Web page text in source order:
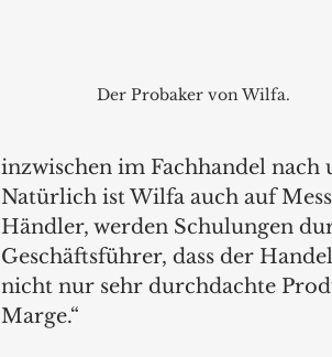
Der Probaker von Wilfa.
inzwischen im Fachhandel nach
Natürlich ist Wilfa auch auf
Händler, werden Schulungen
Geschäftsführer, dass der
nicht nur sehr durchdachte
Marge.“